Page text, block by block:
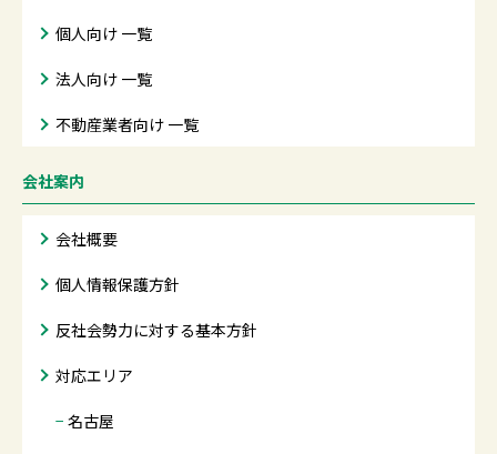
個人向け 一覧
法人向け 一覧
不動産業者向け 一覧
会社案内
会社概要
個人情報保護方針
反社会勢力に対する基本方針
対応エリア
− 名古屋